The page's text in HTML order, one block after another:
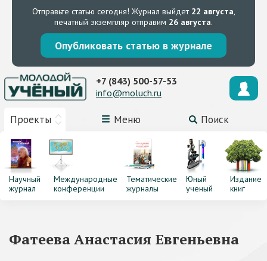
Отправьте статью сегодня! Журнал выйдет 22 августа,
печатный экземпляр отправим 26 августа.
Опубликовать статью в журнале
Проекты Меню Поиск
+7 (843) 500-57-53
info@moluch.ru
Научный
журнал
Международные
конференции
Тематические
журналы
Юный
ученый
Издание
книг
Фатеева Анастасия Евгеньевна